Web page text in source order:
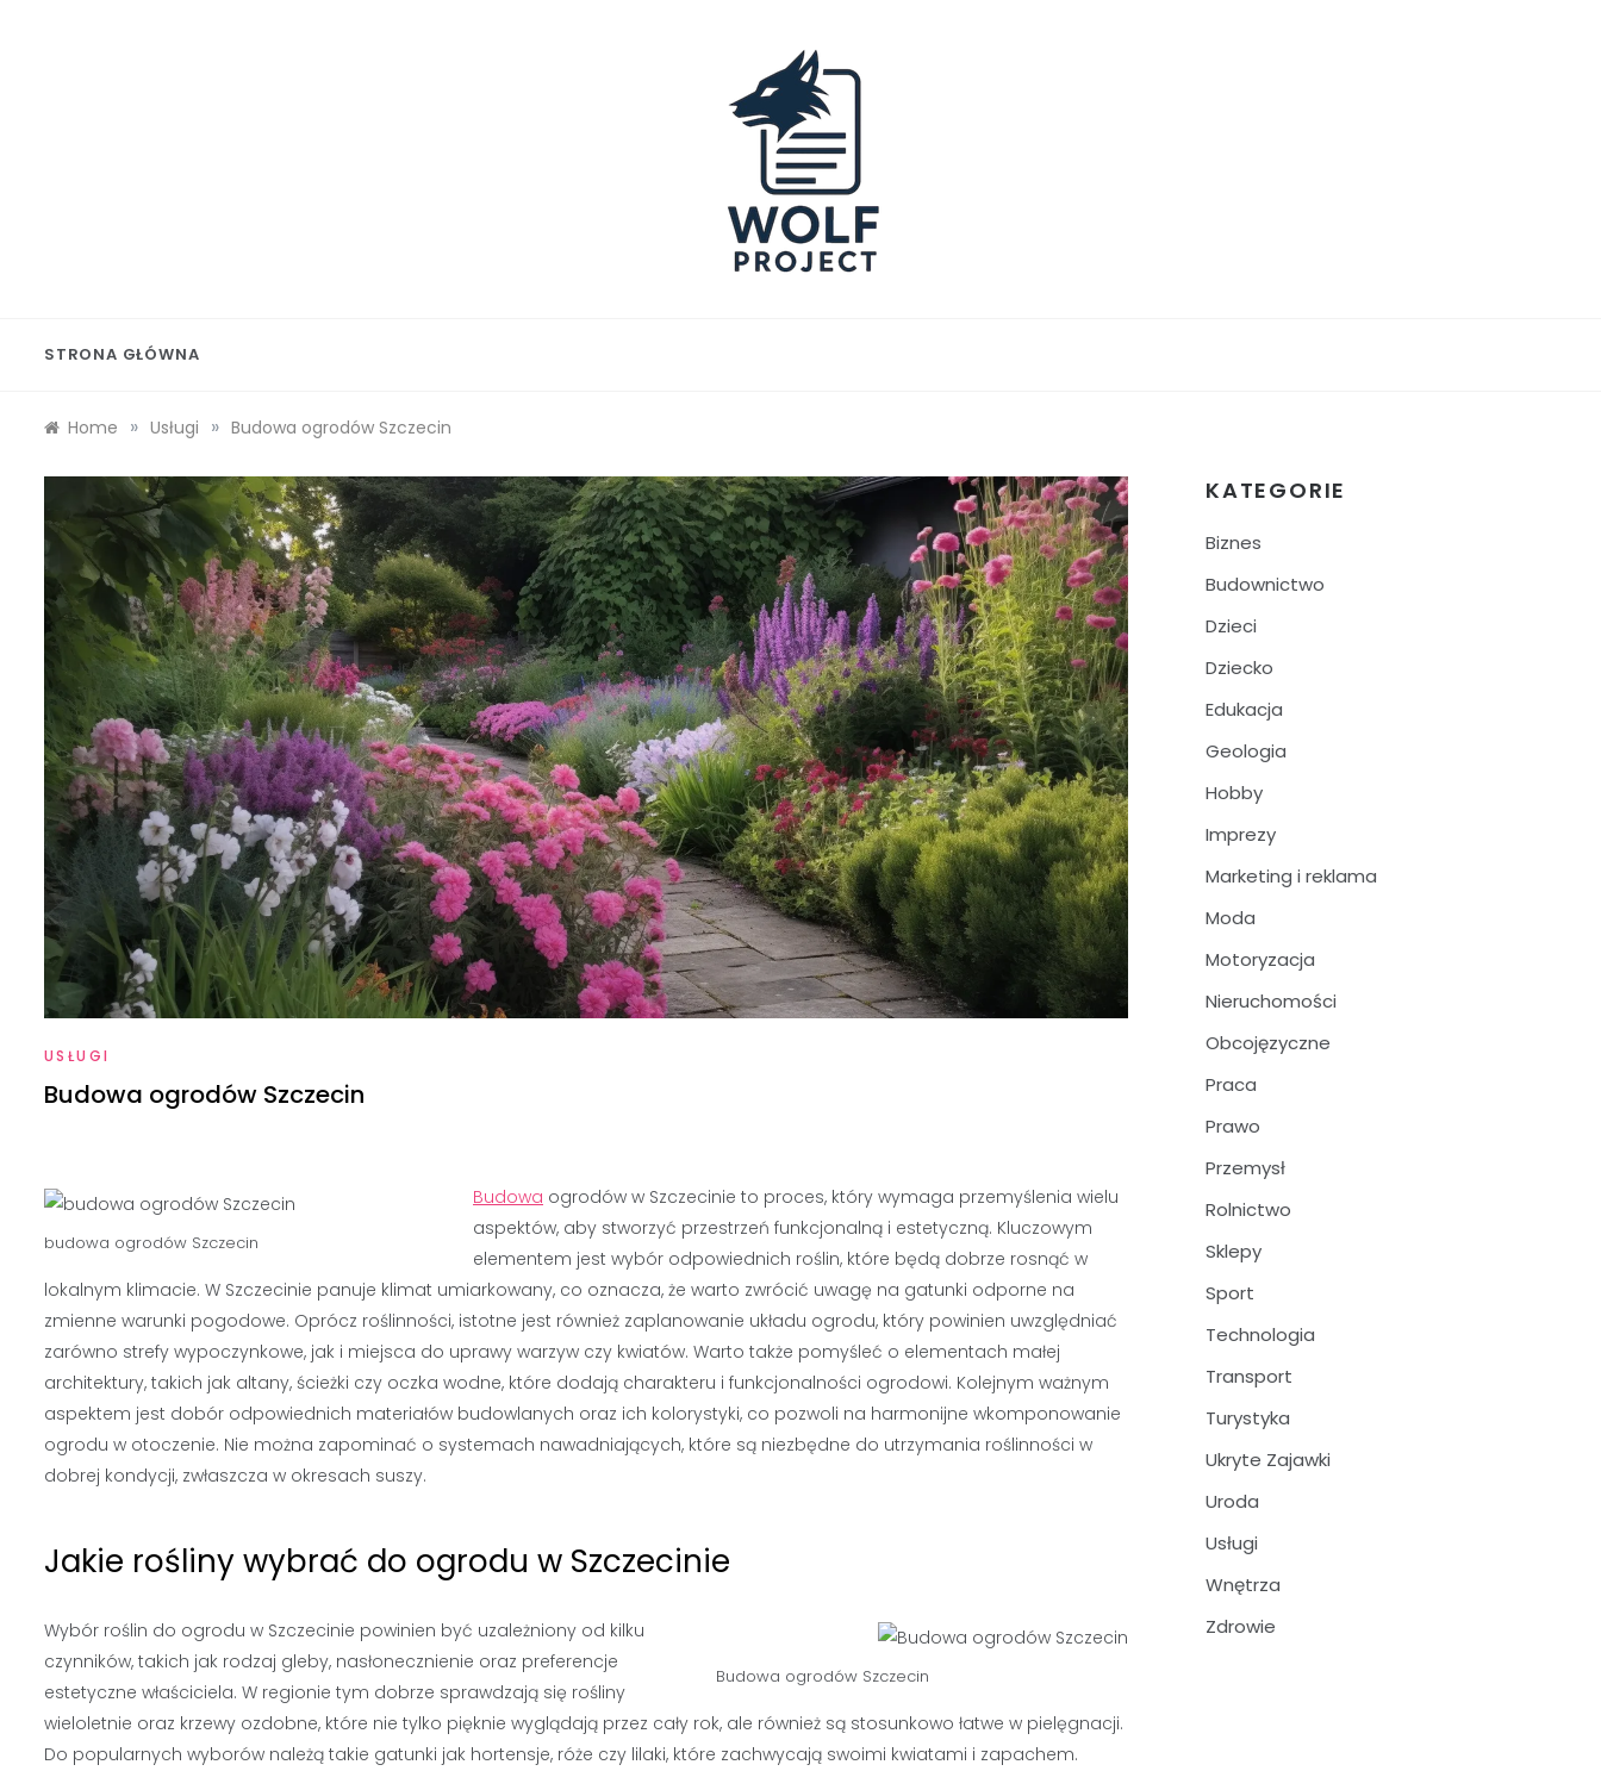
STRONA GŁÓWNA
Home » Usługi » Budowa ogrodów Szczecin
USŁUGI
Budowa ogrodów Szczecin
budowa ogrodów Szczecin
Budowa ogrodów w Szczecinie to proces, który wymaga przemyślenia wielu
aspektów, aby stworzyć przestrzeń funkcjonalną i estetyczną. Kluczowym
elementem jest wybór odpowiednich roślin, które będą dobrze rosnąć w
lokalnym klimacie. W Szczecinie panuje klimat umiarkowany, co oznacza, że warto zwrócić uwagę na gatunki odporne na
zmienne warunki pogodowe. Oprócz roślinności, istotne jest również zaplanowanie układu ogrodu, który powinien uwzględniać
zarówno strefy wypoczynkowe, jak i miejsca do uprawy warzyw czy kwiatów. Warto także pomyśleć o elementach małej
architektury, takich jak altany, ścieżki czy oczka wodne, które dodają charakteru i funkcjonalności ogrodowi. Kolejnym ważnym
aspektem jest dobór odpowiednich materiałów budowlanych oraz ich kolorystyki, co pozwoli na harmonijne wkomponowanie
ogrodu w otoczenie. Nie można zapominać o systemach nawadniających, które są niezbędne do utrzymania roślinności w
dobrej kondycji, zwłaszcza w okresach suszy.
Jakie rośliny wybrać do ogrodu w Szczecinie
Budowa ogrodów Szczecin
Wybór roślin do ogrodu w Szczecinie powinien być uzależniony od kilku
czynników, takich jak rodzaj gleby, nasłonecznienie oraz preferencje
estetyczne właściciela. W regionie tym dobrze sprawdzają się rośliny
wieloletnie oraz krzewy ozdobne, które nie tylko pięknie wyglądają przez cały rok, ale również są stosunkowo łatwe w pielęgnacji.
Do popularnych wyborów należą takie gatunki jak hortensje, róże czy lilaki, które zachwycają swoimi kwiatami i zapachem.
KATEGORIE
Biznes
Budownictwo
Dzieci
Dziecko
Edukacja
Geologia
Hobby
Imprezy
Marketing i reklama
Moda
Motoryzacja
Nieruchomości
Obcojęzyczne
Praca
Prawo
Przemysł
Rolnictwo
Sklepy
Sport
Technologia
Transport
Turystyka
Ukryte Zajawki
Uroda
Usługi
Wnętrza
Zdrowie